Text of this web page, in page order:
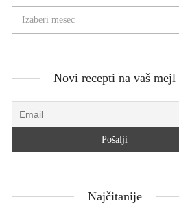
Novi recepti na vaš mejl
Najčitanije